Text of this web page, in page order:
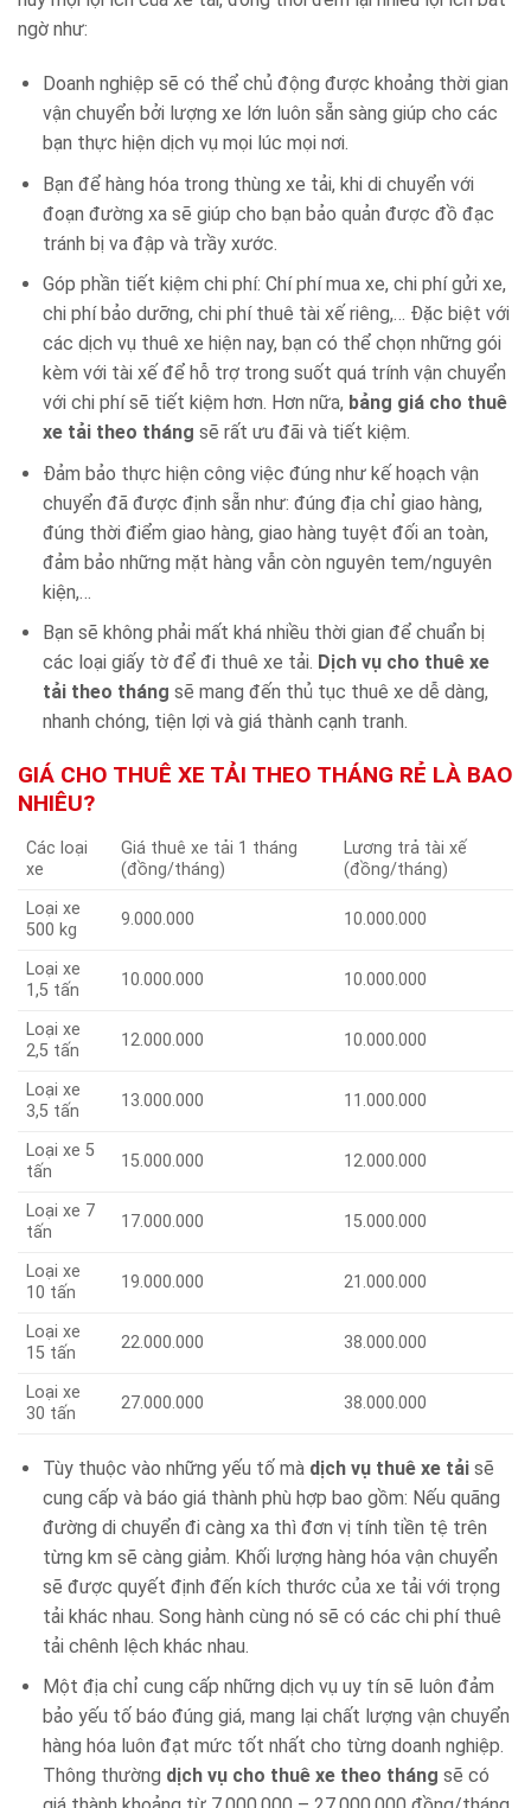
ngờ như:
Doanh nghiệp sẽ có thể chủ động được khoảng thời gian
vận chuyển bởi lượng xe lớn luôn sẵn sàng giúp cho các
bạn thực hiện dịch vụ mọi lúc mọi nơi.
Bạn để hàng hóa trong thùng xe tải, khi di chuyển với
đoạn đường xa sẽ giúp cho bạn bảo quản được đồ đạc
tránh bị va đập và trầy xước.
Góp phần tiết kiệm chi phí: Chí phí mua xe, chi phí gửi xe,
chi phí bảo dưỡng, chi phí thuê tài xế riêng,… Đặc biệt với
các dịch vụ thuê xe hiện nay, bạn có thể chọn những gói
kèm với tài xế để hỗ trợ trong suốt quá trính vận chuyển
với chi phí sẽ tiết kiệm hơn. Hơn nữa, bảng giá cho thuê
xe tải theo tháng sẽ rất ưu đãi và tiết kiệm.
Đảm bảo thực hiện công việc đúng như kế hoạch vận
chuyển đã được định sẵn như: đúng địa chỉ giao hàng,
đúng thời điểm giao hàng, giao hàng tuyệt đối an toàn,
đảm bảo những mặt hàng vẫn còn nguyên tem/nguyên
kiện,…
Bạn sẽ không phải mất khá nhiều thời gian để chuẩn bị
các loại giấy tờ để đi thuê xe tải. Dịch vụ cho thuê xe
tải theo tháng sẽ mang đến thủ tục thuê xe dễ dàng,
nhanh chóng, tiện lợi và giá thành cạnh tranh.
GIÁ CHO THUÊ XE TẢI THEO THÁNG RẺ LÀ BAO
NHIÊU?
Các loại
xe
Giá thuê xe tải 1 tháng
(đồng/tháng)
Lương trả tài xế
(đồng/tháng)
Loại xe
500 kg
9.000.000 10.000.000
Loại xe
1,5 tấn
10.000.000 10.000.000
Loại xe
2,5 tấn
12.000.000 10.000.000
Loại xe
3,5 tấn
13.000.000 11.000.000
Loại xe 5
tấn
15.000.000 12.000.000
Loại xe 7
tấn
17.000.000 15.000.000
Loại xe
10 tấn
19.000.000 21.000.000
Loại xe
15 tấn
22.000.000 38.000.000
Loại xe
30 tấn
27.000.000 38.000.000
Tùy thuộc vào những yếu tố mà dịch vụ thuê xe tảisẽ
cung cấp và báo giá thành phù hợp bao gồm: Nếu quãng
đường di chuyển đi càng xa thì đơn vị tính tiền tệ trên
từng km sẽ càng giảm. Khối lượng hàng hóa vận chuyển
sẽ được quyết định đến kích thước của xe tải với trọng
tải khác nhau. Song hành cùng nó sẽ có các chi phí thuê
tải chênh lệch khác nhau.
Một địa chỉ cung cấp những dịch vụ uy tín sẽ luôn đảm
bảo yếu tố báo đúng giá, mang lại chất lượng vận chuyển
hàng hóa luôn đạt mức tốt nhất cho từng doanh nghiệp.
Thông thường dịch vụ cho thuê xe theo tháng sẽ có